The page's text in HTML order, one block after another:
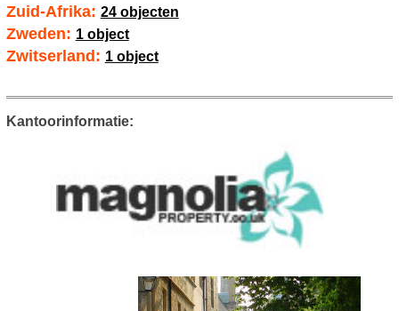
Zuid-Afrika: 24 objecten
Zweden: 1 object
Zwitserland: 1 object
Kantoorinformatie: